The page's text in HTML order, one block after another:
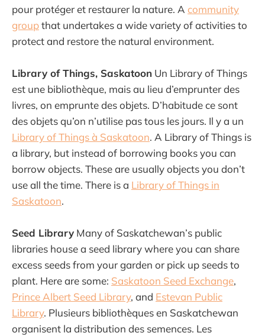
pour protéger et restaurer la nature. A community
groupthat undertakes a wide variety of activities to
protect and restore the natural environment.
Library of Things, Saskatoon Un Library of Things
est une bibliothèque, mais au lieu d’emprunter des
livres, on emprunte des objets. D’habitude ce sont
des objets qu’on n’utilise pas tous les jours. Il y a un
Library of Things à Saskatoon. A Library of Things is
a library, but instead of borrowing books you can
borrow objects. These are usually objects you don’t
use all the time. There is a Library of Things in
Saskatoon.
Seed Library Many of Saskatchewan’s public
libraries house a seed library where you can share
excess seeds from your garden or pick up seeds to
plant. Here are some: Saskatoon Seed Exchange,
Prince Albert Seed Library, and Estevan Public
Library. Plusieurs bibliothèques en Saskatchewan
organisent la distribution des semences. Les